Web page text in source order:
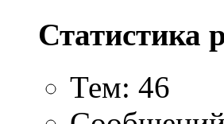
Статистика
Тем: 46